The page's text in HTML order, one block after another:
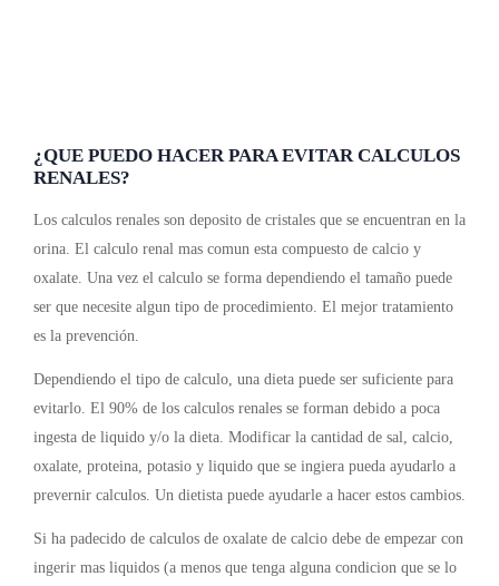
¿QUE PUEDO HACER PARA EVITAR CALCULOS
RENALES?
Los calculos renales son deposito de cristales que se encuentran en la
orina. El calculo renal mas comun esta compuesto de calcio y
oxalate. Una vez el calculo se forma dependiendo el tamaño puede
ser que necesite algun tipo de procedimiento. El mejor tratamiento
es la prevención.
Dependiendo el tipo de calculo, una dieta puede ser suficiente para
evitarlo. El 90% de los calculos renales se forman debido a poca
ingesta de liquido y/o la dieta. Modificar la cantidad de sal, calcio,
oxalate, proteina, potasio y liquido que se ingiera pueda ayudarlo a
prevernir calculos. Un dietista puede ayudarle a hacer estos cambios.
Si ha padecido de calculos de oxalate de calcio debe de empezar con
ingerir mas liquidos (a menos que tenga alguna condicion que se lo